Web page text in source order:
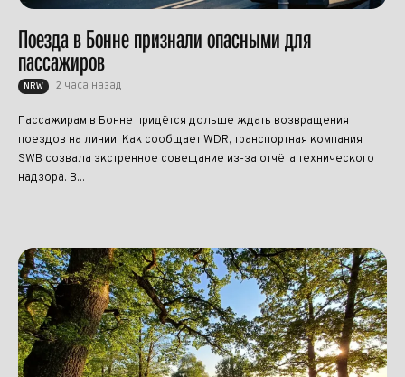
Поезда в Бонне признали опасными для
пассажиров
NRW 2 часа назад
Пассажирам в Бонне придётся дольше ждать возвращения
поездов на линии. Как сообщает WDR, транспортная компания
SWB созвала экстренное совещание из-за отчёта технического
надзора. В...